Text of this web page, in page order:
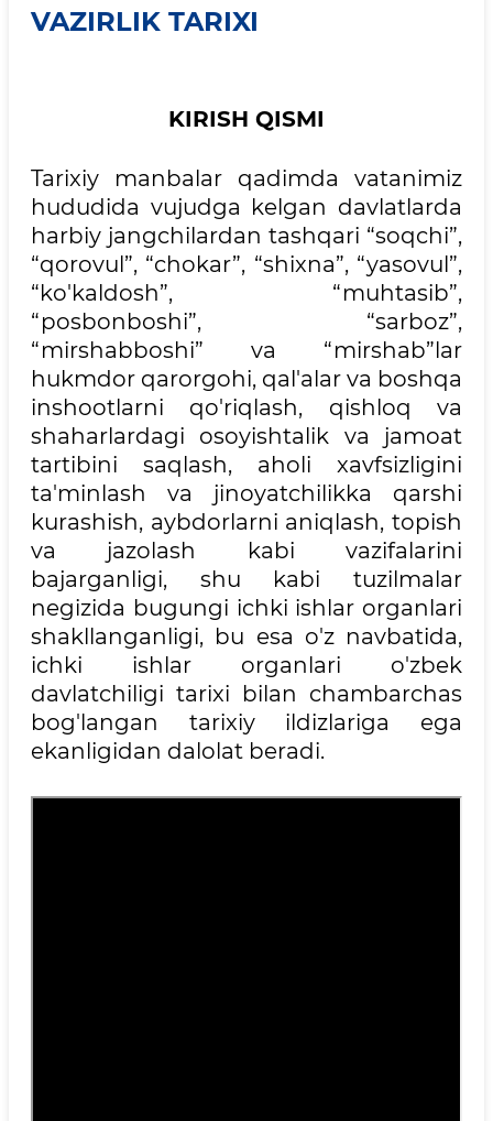
VAZIRLIK TARIXI
KIRISH QISMI
Tarixiy manbalar qadimda vatanimiz
hududida vujudga kelgan davlatlarda
harbiy jangchilardan tashqari “soqchi”,
“qorovul”, “chokar”, “shixna”, “yasovul”,
“ko'kaldosh”, “muhtasib”,
“posbonboshi”, “sarboz”,
“mirshabboshi” va “mirshab”lar
hukmdor qarorgohi, qal'alar va boshqa
inshootlarni qo'riqlash, qishloq va
shaharlardagi osoyishtalik va jamoat
tartibini saqlash, aholi xavfsizligini
ta'minlash va jinoyatchilikka qarshi
kurashish, aybdorlarni aniqlash, topish
va jazolash kabi vazifalarini
bajarganligi, shu kabi tuzilmalar
negizida bugungi ichki ishlar organlari
shakllanganligi, bu esa o'z navbatida,
ichki ishlar organlari o'zbek
davlatchiligi tarixi bilan chambarchas
bog'langan tarixiy ildizlariga ega
ekanligidan dalolat beradi.